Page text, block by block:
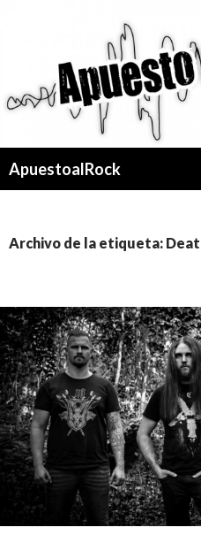
ApuestoalRock
Archivo de la etiqueta: